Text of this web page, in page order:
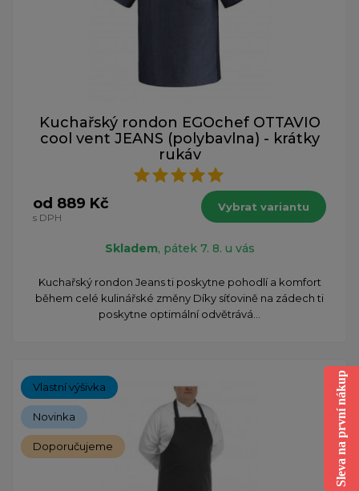
Kuchařský rondon EGOchef OTTAVIO
cool vent JEANS (polybavlna) - krátky
rukáv
od 889 Kč
s DPH
Vybrat variantu
Skladem, pátek 7. 8. u vás
Kuchařský rondon Jeans ti poskytne pohodlí a komfort
během celé kulinářské změny Díky síťovině na zádech ti
poskytne optimální odvětrává...
Vlastní výšivka
Novinka
Doporučujeme Sleva na první nákup